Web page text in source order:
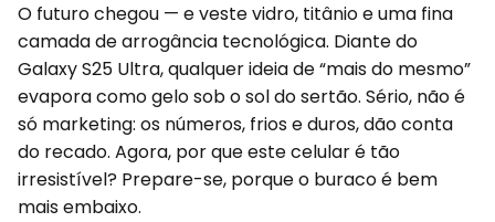
O futuro chegou — e veste vidro, titânio e uma fina
camada de arrogância tecnológica. Diante do
Galaxy S25 Ultra, qualquer ideia de “mais do mesmo”
evapora como gelo sob o sol do sertão. Sério, não é
só marketing: os números, frios e duros, dão conta
do recado. Agora, por que este celular é tão
irresistível? Prepare-se, porque o buraco é bem
mais embaixo.